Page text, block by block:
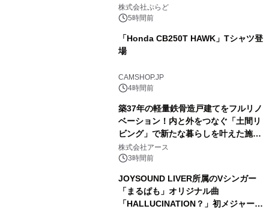
プール グランピングとトレーラーハウ
スの2施設で
株式会社ぷらど
5時間前
「Honda CB250T HAWK」Tシャツ登
場
CAMSHOP.JP
4時間前
築37年の軽量鉄骨造戸建てをフルリノ
ベーション！内と外をつなぐ「土間リ
ビング」で新たな暮らしを叶えた施工
事例を株式会社アースが公開
株式会社アース
3時間前
JOYSOUND LIVER所属のVシンガー
「まるぱも」オリジナル曲
「HALLUCINATION？」初メジャー配